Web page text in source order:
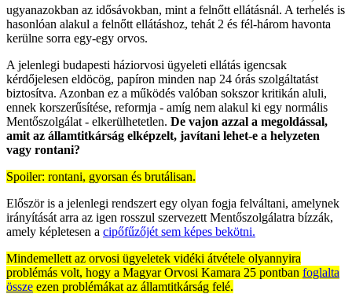
ugyanazokban az idősávokban, mint a felnőtt ellátásnál. A terhelés is
hasonlóan alakul a felnőtt ellátáshoz, tehát 2 és fél-három havonta
kerülne sorra egy-egy orvos.
A jelenlegi budapesti háziorvosi ügyeleti ellátás igencsak
kérdőjelesen eldöcög, papíron minden nap 24 órás szolgáltatást
biztosítva. Azonban ez a működés valóban sokszor kritikán aluli,
ennek korszerűsítése, reformja - amíg nem alakul ki egy normális
Mentőszolgálat - elkerülhetetlen. De vajon azzal a megoldással,
amit az államtitkárság elképzelt, javítani lehet-e a helyzeten
vagy rontani?
Spoiler: rontani, gyorsan és brutálisan.
Először is a jelenlegi rendszert egy olyan fogja felváltani, amelynek
irányítását arra az igen rosszul szervezett Mentőszolgálatra bízzák,
amely képletesen a cipőfűzőjét sem képes bekötni.
Mindemellett az orvosi ügyeletek vidéki átvétele olyannyira
problémás volt, hogy a Magyar Orvosi Kamara 25 pontban foglalta
össze ezen problémákat az államtitkárság felé.